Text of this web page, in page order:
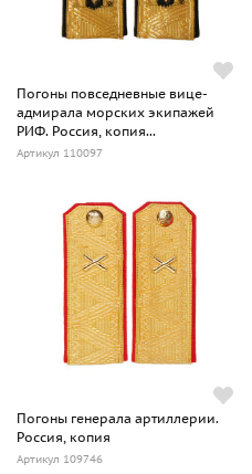
Погоны повседневные вице-
адмирала морских экипажей
РИФ. Россия, копия...
Артикул 110097
Погоны генерала артиллерии.
Россия, копия
Артикул 109746